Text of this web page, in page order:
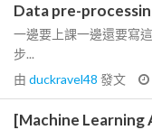
Data pre-
一邊要上課一邊還要寫
步...
由 duckravel48 發文
[Machine Learning